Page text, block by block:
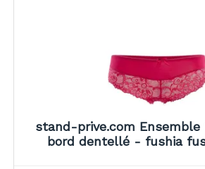
stand-prive.com
bord dentellé - fushia